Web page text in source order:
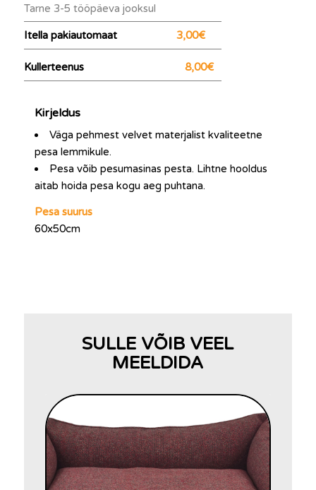
Tarne 3-5 tööpäeva jooksul
Itella pakiautomaat 3,00€
Kullerteenus 8,00€
Kirjeldus
Väga pehmest velvet materjalist kvaliteetne
pesa lemmikule.
Pesa võib pesumasinas pesta. Lihtne hooldus
aitab hoida pesa kogu aeg puhtana.
Pesa suurus
60x50cm
SULLE VÕIB VEEL
MEELDIDA